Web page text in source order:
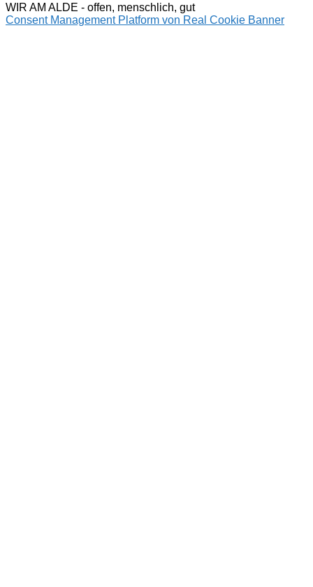
WIR AM ALDE - offen, menschlich, gut
Consent Management Platform von Real Cookie Banner